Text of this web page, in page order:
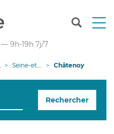
T
n
g
— 9h-19h 7j/7
Seine-et-Marne Châtenoy
Rechercher